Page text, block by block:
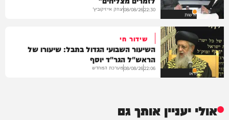
חדשות
22:30
08/08/26יצחק אייזיקוביץ'
וידאו
שידור חי
השיעור השבועי הגדול בתבל: שיעורו של
הראש"ל הגר"ד יוסף
22:06
08/08/26מערכת המחדש
אולי יעניין אותך גם